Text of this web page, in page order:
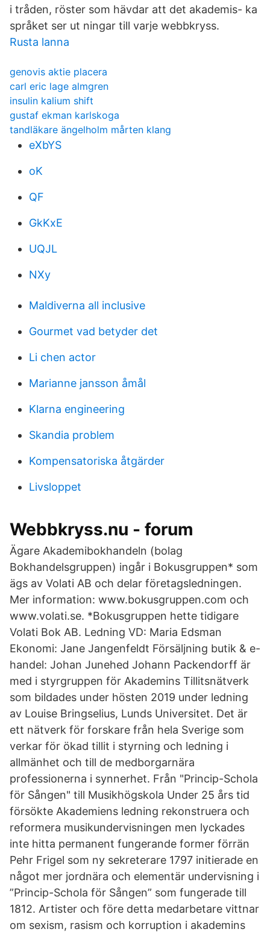
i tråden, röster som hävdar att det akademis- ka
språket ser ut ningar till varje webbkryss.
Rusta lanna
genovis aktie placera
carl eric lage almgren
insulin kalium shift
gustaf ekman karlskoga
tandläkare ängelholm mårten klang
eXbYS
oK
QF
GkKxE
UQJL
NXy
Maldiverna all inclusive
Gourmet vad betyder det
Li chen actor
Marianne jansson åmål
Klarna engineering
Skandia problem
Kompensatoriska åtgärder
Livsloppet
Webbkryss.nu - forum
Ägare Akademibokhandeln (bolag
Bokhandelsgruppen) ingår i Bokusgruppen* som
ägs av Volati AB och delar företagsledningen.
Mer information: www.bokusgruppen.com och
www.volati.se. *Bokusgruppen hette tidigare
Volati Bok AB. Ledning VD: Maria Edsman
Ekonomi: Jane Jangenfeldt Försäljning butik & e-
handel: Johan Junehed Johann Packendorff är
med i styrgruppen för Akademins Tillitsnätverk
som bildades under hösten 2019 under ledning
av Louise Bringselius, Lunds Universitet. Det är
ett nätverk för forskare från hela Sverige som
verkar för ökad tillit i styrning och ledning i
allmänhet och till de medborgarnära
professionerna i synnerhet. Från "Princip-Schola
för Sången" till Musikhögskola Under 25 års tid
försökte Akademiens ledning rekonstruera och
reformera musikundervisningen men lyckades
inte hitta permanent fungerande former förrän
Pehr Frigel som ny sekreterare 1797 initierade en
något mer jordnära och elementär undervisning i
”Princip-Schola för Sången” som fungerade till
1812. Artister och före detta medarbetare vittnar
om sexism, rasism och korruption i akademins